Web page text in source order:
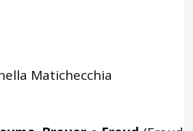
Matichecchia